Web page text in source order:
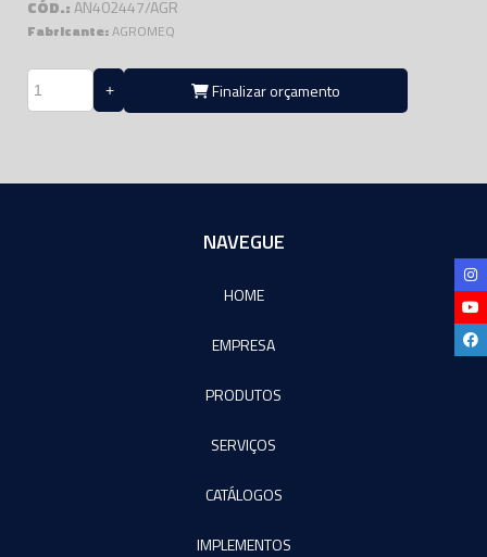
CÓD.:AN402447/AGR
Fabricante:AGROMEQ
Finalizar orçamento
NAVEGUE
HOME
EMPRESA
PRODUTOS
SERVIÇOS
CATÁLOGOS
IMPLEMENTOS